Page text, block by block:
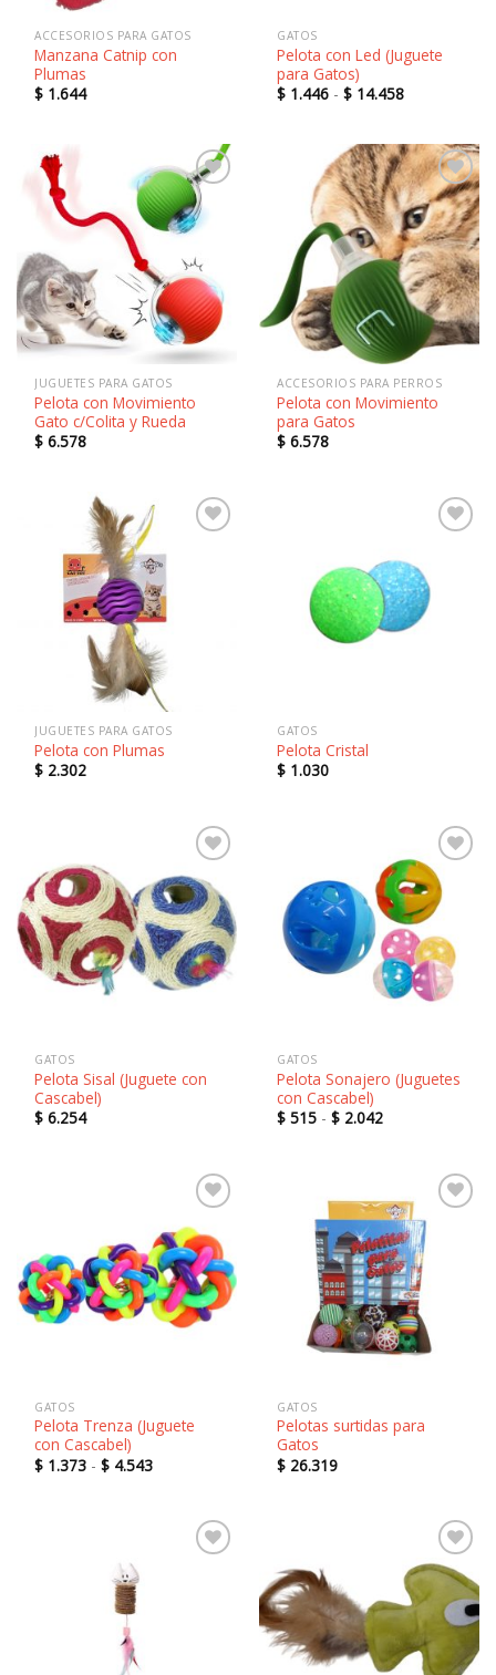
ACCESORIOS PARA GATOS
Manzana Catnip con
Plumas
$ 1.644
GATOS
Pelota con Led (Juguete
para Gatos)
$ 1.446 - $ 14.458Rango
$ 1.446
hasta
$ 14.458
Añadir
a la
lista de
deseos
JUGUETES PARA GATOS
Pelota con Movimiento
Gato c/Colita y Rueda
$ 6.578
Añadir
a la
lista de
deseos
ACCESORIOS PARA PERROS
Pelota con Movimiento
para Gatos
$ 6.578
JUGUETES PARA GATOS
Pelota con Plumas
$ 2.302
Añadir
lista de
GATOS
Pelota Cristal
$ 1.030
Añadir
a la
lista de
deseos
GATOS
Pelota Sisal (Juguete con
Cascabel)
$ 6.254
Añadir
lista de
deseos
GATOS
Pelota Sonajero (Juguetes
con Cascabel)
$ 515 - $ 2.042Rango
de
$ 2.042
Añadir
a la
lista de
deseos
GATOS
Pelota Trenza (Juguete
con Cascabel)
$ 1.373 - $ 4.543Rango
$ 1.373
$ 4.543
GATOS
Pelotas surtidas para
Gatos
$ 26.319
Añadir
a la
lista de
deseos